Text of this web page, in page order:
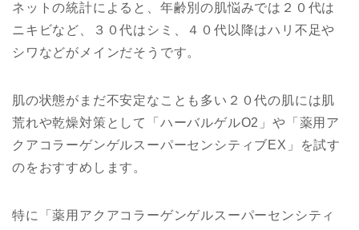
ネットの統計によると、年齢別の肌悩みでは２０代は
ニキビなど、３０代はシミ、４０代以降はハリ不足や
シワなどがメインだそうです。
肌の状態がまだ不安定なことも多い２０代の肌には肌
荒れや乾燥対策として「ハーバルゲルO2」や「薬用ア
クアコラーゲンゲルスーパーセンシティブEX」を試す
のをおすすめします。
特に「薬用アクアコラーゲンゲルスーパーセンシティ